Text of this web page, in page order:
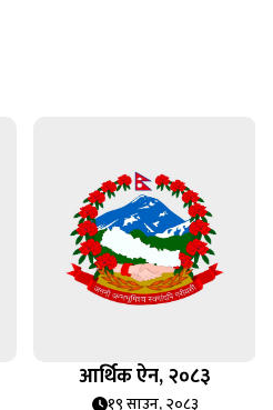
आर्थिक ऐन, २०८३
१९ साउन, २०८३